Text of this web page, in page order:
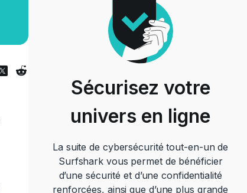
Sécurisez votre
univers en ligne
La suite de cybersécurité tout-en-un de
Surfshark vous permet de bénéficier
d’une sécurité et d’une confidentialité
renforcées, ainsi que d’une plus grande